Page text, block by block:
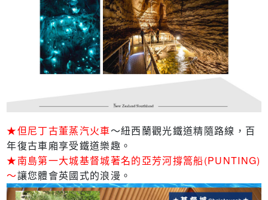
★但尼丁古董蒸汽火車～紐西蘭觀光鐵道精隨路線，百
年復古車廂享受鐵道樂趣。
★南島第一大城基督城著名的亞芳河撐篙船(PUNTING)
～讓您體會英國式的浪漫。